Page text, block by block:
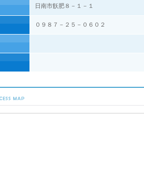
日南市飫肥８－１－１
０９８７－２５－０６０２